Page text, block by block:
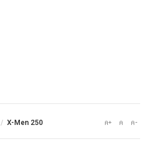
/ X-Men 250